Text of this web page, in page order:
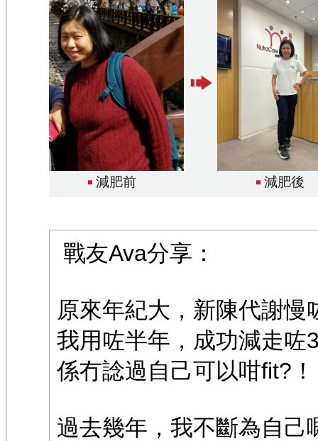
減肥前 減肥後
戰友Ava分享：
原來年紀大，新陳代謝
我用咗半年，成功減走咗
係冇諗過自己可以咁fit?！
過去幾年，我不斷為自己